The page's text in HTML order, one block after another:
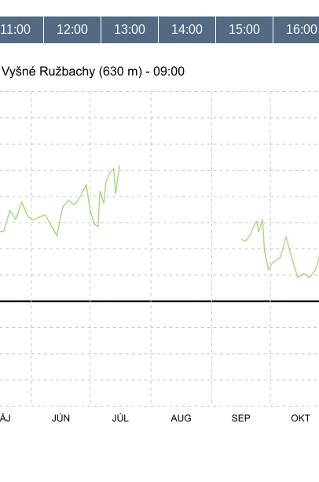
11:00 12:00 13:00 14:00 15:00 16:00